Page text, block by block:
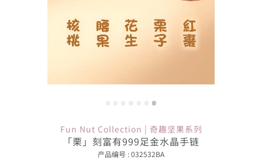
Fun Nut Collection | 奇趣坚果系列
「栗」刻富有999足金水晶手链
产品编号 : 032532BA